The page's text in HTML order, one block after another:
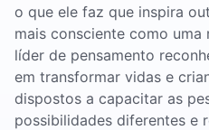
o que ele faz que inspira
mais consciente como uma
líder de pensamento
em transformar vidas e
dispostos a capacitar as
possibilidades diferentes e